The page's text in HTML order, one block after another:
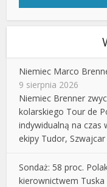
Niemiec Marco
9 sierpnia 2026
Niemiec Brenner
kolarskiego Tour de
indywidualną na czas
ekipy Tudor,
Sondaż: 58 proc.
kierownictwem Tuska